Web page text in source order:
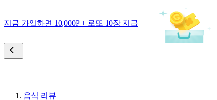
지금 가입하면 10,000P + 로또 10장 지급
음식 리뷰